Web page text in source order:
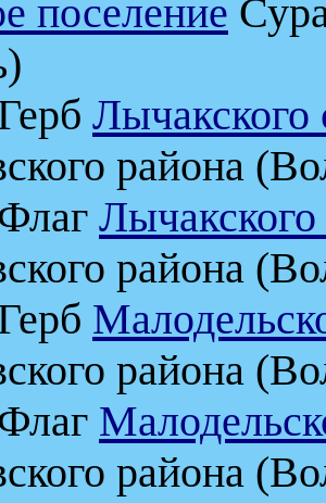
поселение
Лычакского
района
Лычакского
района
района
района